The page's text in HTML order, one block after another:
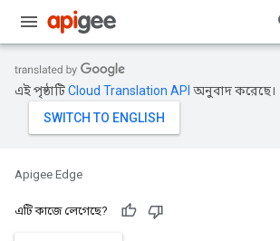
এই পৃষ্ঠাটিCloud Translation API অনুবাদ করেছে।
Apigee Edge
এটি কাজে লেগেছে?